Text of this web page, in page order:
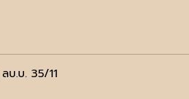
.บ. 35/11